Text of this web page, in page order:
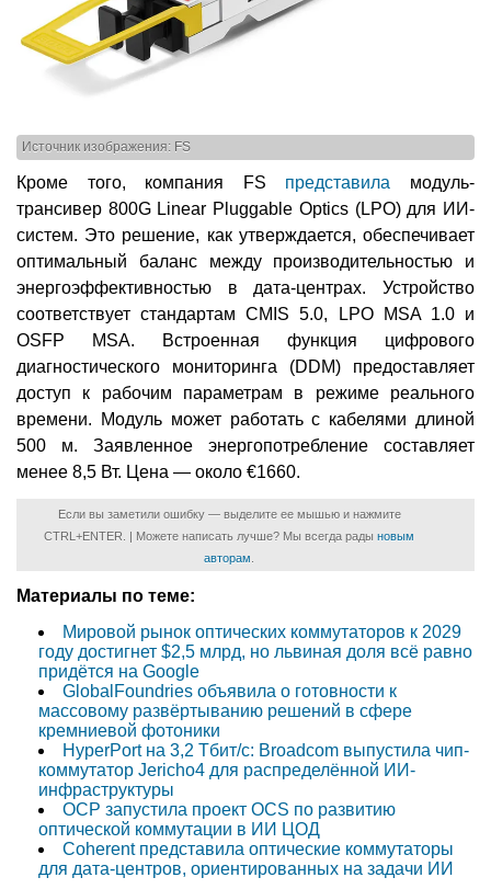
Источник изображения: FS
Кроме того, компания FS представила модуль-
трансивер 800G Linear Pluggable Optics (LPO) для ИИ-
систем. Это решение, как утверждается, обеспечивает
оптимальный баланс между производительностью и
энергоэффективностью в дата-центрах. Устройство
соответствует стандартам CMIS 5.0, LPO MSA 1.0 и
OSFP MSA. Встроенная функция цифрового
диагностического мониторинга (DDM) предоставляет
доступ к рабочим параметрам в режиме реального
времени. Модуль может работать с кабелями длиной
500 м. Заявленное энергопотребление составляет
менее 8,5 Вт. Цена — около €1660.
Если вы заметили ошибку — выделите ее мышью и нажмите
CTRL+ENTER. | Можете написать лучше? Мы всегда рады новым
авторам
Материалы по теме:
Мировой рынок оптических коммутаторов к 2029
году достигнет $2,5 млрд, но львиная доля всё равно
придётся на Google
GlobalFoundries объявила о готовности к
массовому развёртыванию решений в сфере
кремниевой фотоники
HyperPort на 3,2 Тбит/с: Broadcom выпустила чип-
коммутатор Jericho4 для распределённой ИИ-
инфраструктуры
OCP запустила проект OCS по развитию
оптической коммутации в ИИ ЦОД
Coherent представила оптические коммутаторы
для дата-центров, ориентированных на задачи ИИ